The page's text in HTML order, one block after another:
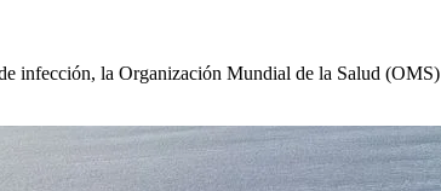
infección, la Organización Mundial de la Salud (OMS)